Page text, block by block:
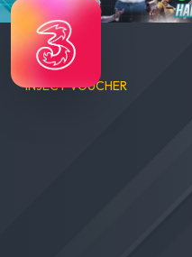
TRI
INJECT VOUCHER